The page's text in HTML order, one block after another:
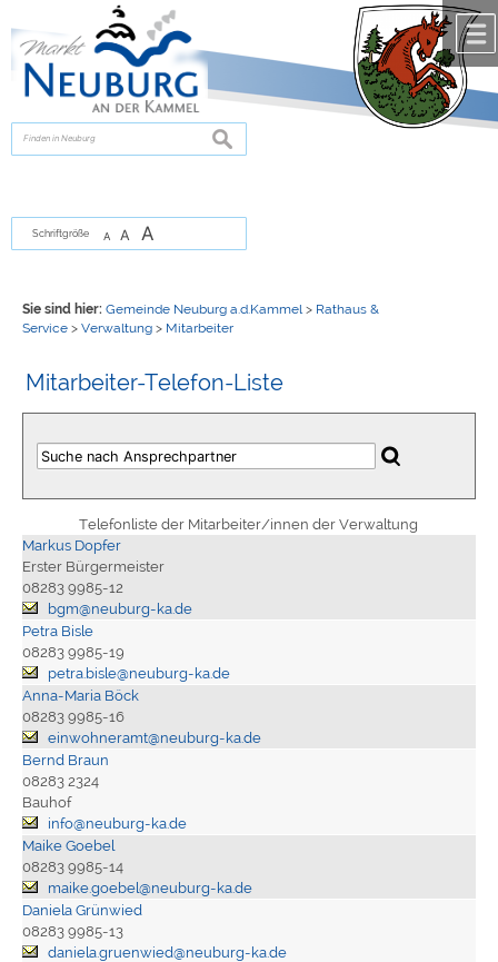
zur Navigationoder
springen.
suchen
Schriftgröße A A A
Sie sind hier: Gemeinde Neuburg a.d.Kammel > Rathaus &
Service> Verwaltung> Mitarbeiter
Mitarbeiter-Telefon-Liste
Telefonliste der Mitarbeiter/innen der Verwaltung
Markus Dopfer
Erster Bürgermeister
08283 9985-12
bgm@neuburg-ka.de
Petra Bisle
08283 9985-19
petra.bisle@neuburg-ka.de
Anna-Maria Böck
08283 9985-16
einwohneramt@neuburg-ka.de
Bernd Braun
08283 2324
Bauhof
info@neuburg-ka.de
Maike Goebel
08283 9985-14
maike.goebel@neuburg-ka.de
Daniela Grünwied
08283 9985-13
daniela.gruenwied@neuburg-ka.de